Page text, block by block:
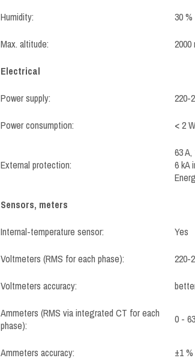
Humidity: 30
Max. altitude: 2000
Electrical
Power supply: 220-
Power consumption: < 2 W
External protection:
63
6 kA
Sensors, meters
Internal-temperature sensor: Yes
Voltmeters (RMS for each phase): 220-
Voltmeters accuracy:
Ammeters (RMS via integrated CT for each
phase):
0 -
Ammeters accuracy: ±1